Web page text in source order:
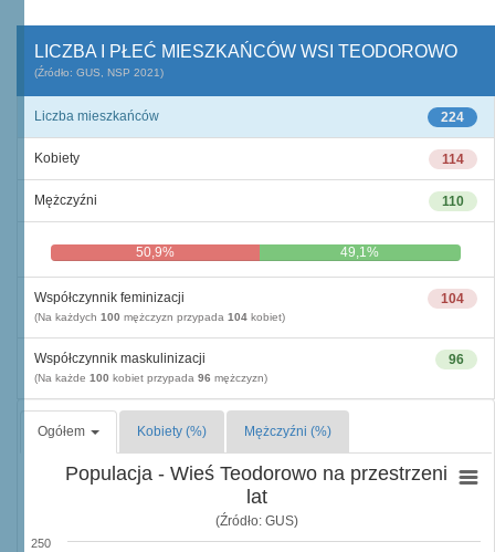
LICZBA I PŁEĆ MIESZKAŃCÓW WSI TEODOROWO
(Źródło: GUS, NSP 2021)
224
Liczba mieszkańców
114
Kobiety
110
Mężczyźni
50,9% 49,1%
104
Współczynnik feminizacji
(Na każdych 100 mężczyzn przypada 104 kobiet)
96
Współczynnik maskulinizacji
(Na każde 100 kobiet przypada 96 mężczyzn)
Ogółem Kobiety (%) Mężczyźni (%)
Populacja - Wieś Teodorowo na przestrzeni
lat
(Źródło: GUS)
250